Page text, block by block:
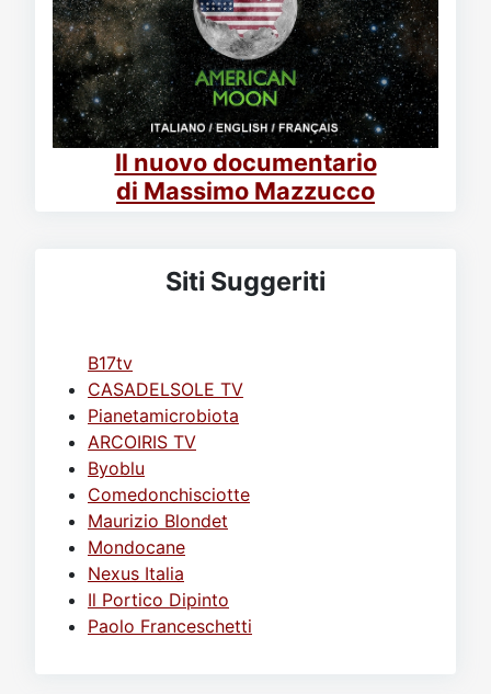
Il nuovo documentario
di Massimo Mazzucco
Siti Suggeriti
B17tv
CASADELSOLE TV
Pianetamicrobiota
ARCOIRIS TV
Byoblu
Comedonchisciotte
Maurizio Blondet
Mondocane
Nexus Italia
Il Portico Dipinto
Paolo Franceschetti